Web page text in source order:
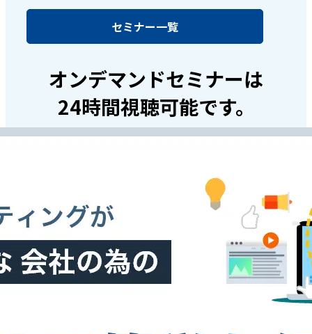
セミナー一覧
オンデマンドセミナーは
24時間視聴可能です。